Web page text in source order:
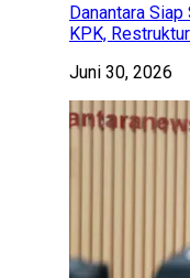
Danantara
KPK,
Juni 30, 2026